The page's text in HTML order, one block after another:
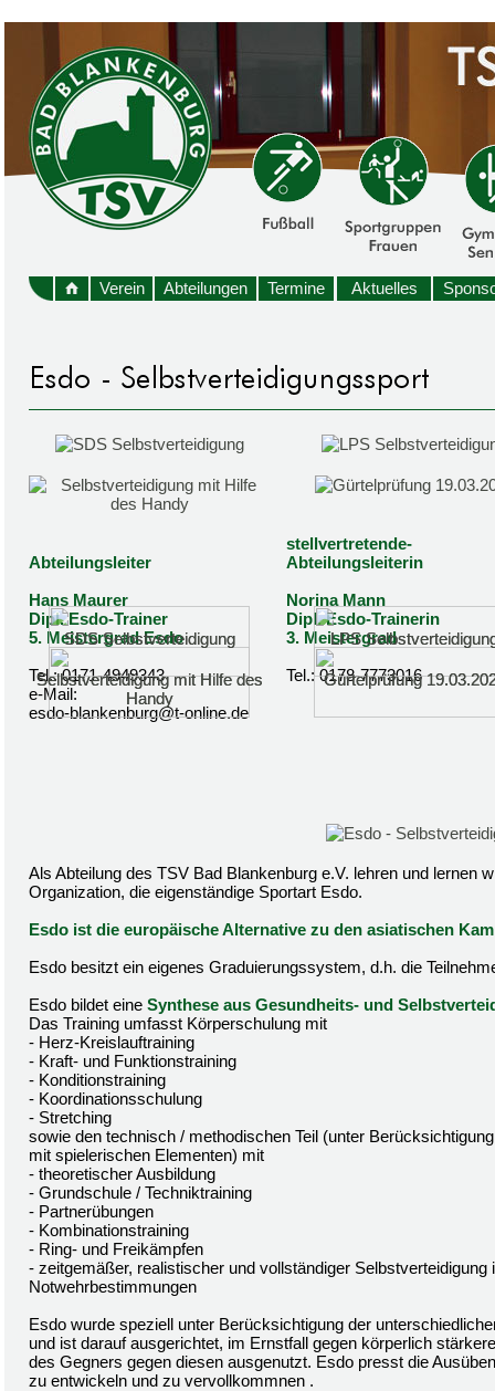
Verein Abteilungen Termine Aktuelles
SDS Selbstverteidigung
SDS Selbstverteidigung LPS
LPS
Selbstverteidigung mit Hilfe des
Handy
Selbstverteidigung mit Hilfe des
Handy
Gürtelprüfung
Gürtelprüfung
Abteilungsleiter
Hans Maurer
Dipl. Esdo-Trainer
5. Meistergrad Esdo
Tel.: 0171-4949343
e-Mail:
esdo-blankenburg@t-online.de
stellvertretende-
Abteilungsleiterin
Norina Mann
Dipl. Esdo-Trainerin
3. Meistergrad
Tel.: 0178-7773016
Als Abteilung des TSV Bad Blankenburg e.V. lehren und lernen
Organization, die eigenständige Sportart Esdo.
Esdo ist die europäische Alternative zu den asiatischen
Esdo besitzt ein eigenes Graduierungssystem, d.h. die
Esdo bildet eine Synthese aus Gesundheits- und
Das Training umfasst Körperschulung mit
- Herz-Kreislauftraining
- Kraft- und Funktionstraining
- Konditionstraining
- Koordinationsschulung
- Stretching
sowie den technisch / methodischen Teil (unter
mit spielerischen Elementen) mit
- theoretischer Ausbildung
- Grundschule / Techniktraining
- Partnerübungen
- Kombinationstraining
- Ring- und Freikämpfen
- zeitgemäßer, realistischer und vollständiger
Notwehrbestimmungen
Esdo wurde speziell unter Berücksichtigung der
und ist darauf ausgerichtet, im Ernstfall gegen körperlich
des Gegners gegen diesen ausgenutzt. Esdo presst die
zu entwickeln und zu vervollkommnen .